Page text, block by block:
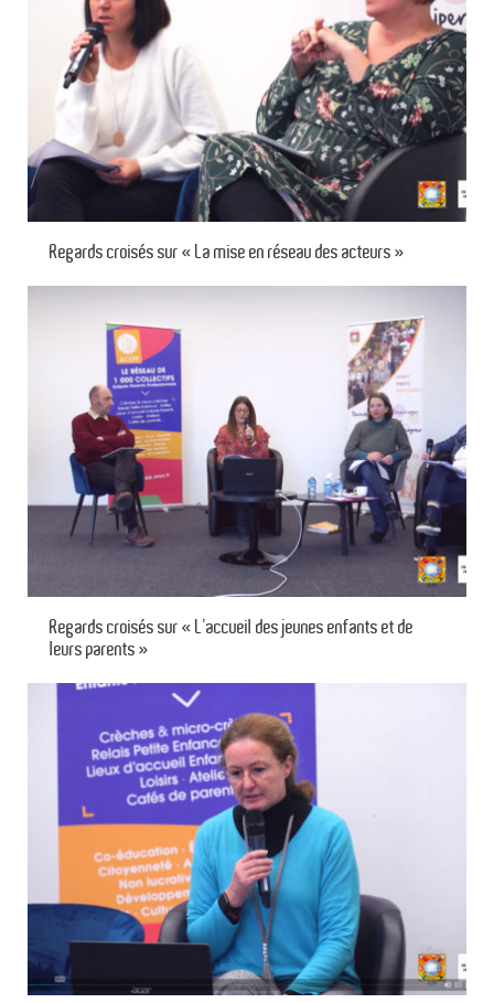
Regards croisés sur « La mise en réseau des acteurs »
Regards croisés sur « L’accueil des jeunes enfants et de
leurs parents »